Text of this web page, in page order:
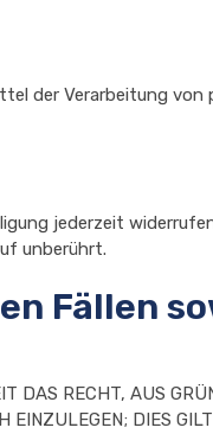
der Verarbeitung von
jederzeit
unberührt.
Fällen
DAS RECHT, AUS
EINZULEGEN; DIES